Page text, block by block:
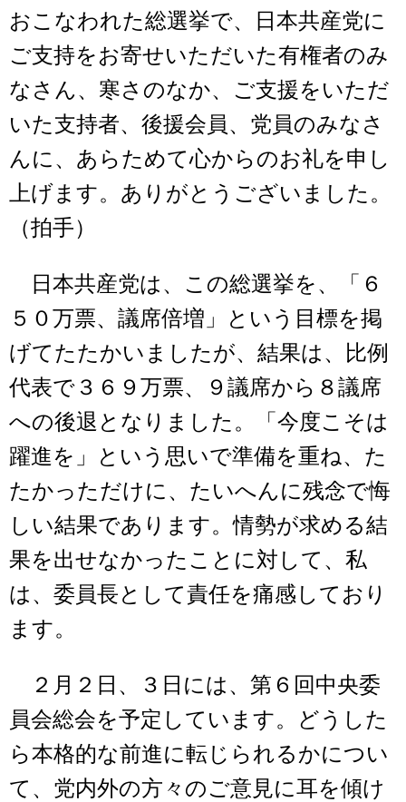
おこなわれた総選挙で、日本共産党に
ご支持をお寄せいただいた有権者のみ
なさん、寒さのなか、ご支援をいただ
いた支持者、後援会員、党員のみなさ
んに、あらためて心からのお礼を申し
上げます。ありがとうございました。
（拍手）
日本共産党は、この総選挙を、「６
５０万票、議席倍増」という目標を掲
げてたたかいましたが、結果は、比例
代表で３６９万票、９議席から８議席
への後退となりました。「今度こそは
躍進を」という思いで準備を重ね、た
たかっただけに、たいへんに残念で悔
しい結果であります。情勢が求める結
果を出せなかったことに対して、私
は、委員長として責任を痛感しており
ます。
２月２日、３日には、第６回中央委
員会総会を予定しています。どうした
ら本格的な前進に転じられるかについ
て、党内外の方々のご意見に耳を傾け